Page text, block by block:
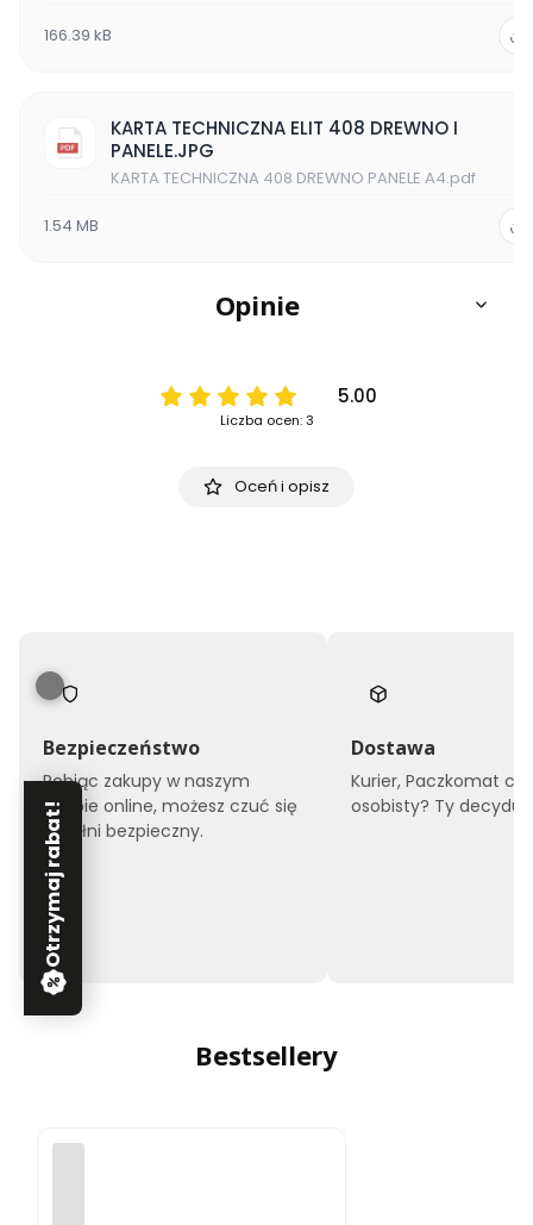
166.39 kB
KARTA TECHNICZNA 408 DREWNO PANELE A4.pdf
1.54 MB
KARTA TECHNICZNA ELIT 408 DREWNO I
PANELE.JPG
Opinie
5.00
Liczba ocen: 3
Oceń i opisz
Bezpieczeństwo
Robiąc zakupy w naszym
sklepie online, możesz czuć się
w pełni bezpieczny.
Dostawa
Kurier, Paczkomat
osobisty? Ty
Bestsellery
Otrzymaj rabat!